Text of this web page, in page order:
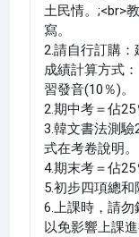
土民情。;<br>
寫。
2.請自行訂購：
成績計算方式
習發音(10％)。
2.期中考＝佔25
3.韓文書法測
式在考卷說明。
4.期末考＝佔25
5.初步四項總和
6.上課時，請勿
以免影響上課進